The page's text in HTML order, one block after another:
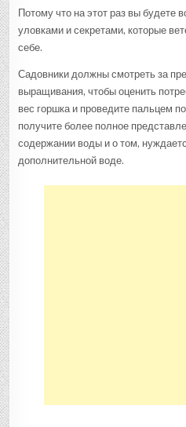
Потому что на этот раз вы будете
уловками и секретами, которые
себе.
Садовники должны смотреть за
выращивания, чтобы оценить
вес горшка и проведите пальцем
получите более полное
содержании воды и о том,
дополнительной воде.